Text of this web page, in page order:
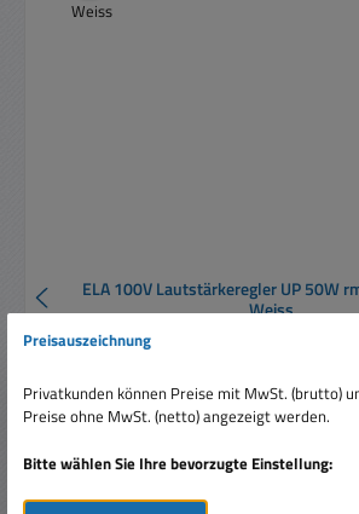
ELA 100V Lautstärkeregler UP 50W
Weiss
Verkaufspreis:
41,95 €
Preisauszeichnung
Privatkunden können Preise mit MwSt. (brutto)
Preise ohne MwSt. (netto) angezeigt werden.
Bitte wählen Sie Ihre bevorzugte Einstellung: